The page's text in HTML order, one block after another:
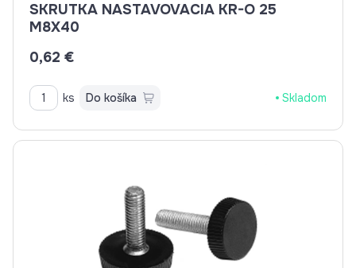
SKRUTKA NASTAVOVACIA KR-O 25
M8X40
0,62 €
ks Do košíka Skladom